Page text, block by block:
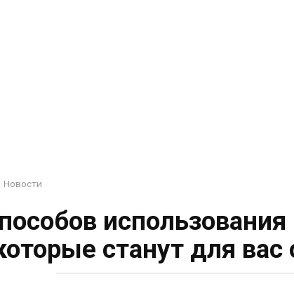
Новости
станут для